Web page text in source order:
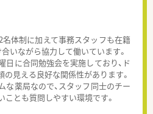
体制に加えて事務スタッフも在籍
いながら協力して働いています。
に合同勉強会を実施しており、ド
見える良好な関係性があります。
薬局なので、スタッフ同士のチー
とも質問しやすい環境です。